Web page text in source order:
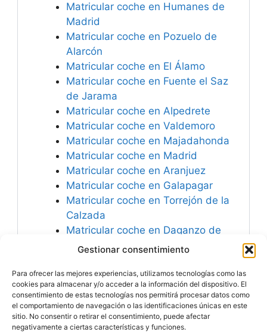
Gestionar consentimiento
Para ofrecer las mejores experiencias, utilizamos tecnologías como las
cookies para almacenar y/o acceder a la información del dispositivo. El
consentimiento de estas tecnologías nos permitirá procesar datos como
el comportamiento de navegación o las identificaciones únicas en este
sitio. No consentir o retirar el consentimiento, puede afectar
negativamente a ciertas características y funciones.
Matricular coche en Humanes de
Madrid
Matricular coche en Pozuelo de
Alarcón
Matricular coche en El Álamo
Matricular coche en Fuente el Saz
de Jarama
Matricular coche en Alpedrete
Matricular coche en Valdemoro
Matricular coche en Majadahonda
Matricular coche en Madrid
Matricular coche en Aranjuez
Matricular coche en Galapagar
Matricular coche en Torrejón de la
Calzada
Matricular coche en Daganzo de
Arriba
Matricular coche en España